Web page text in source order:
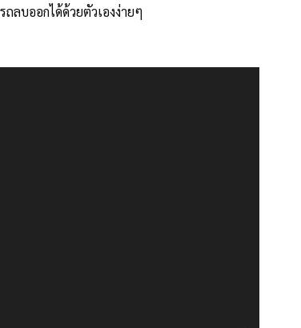
ลบออกได้ด้วยตัวเองง่ายๆ